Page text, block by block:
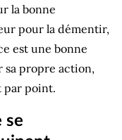
la bonne
pour la démentir,
est une bonne
propre action,
par point.
se